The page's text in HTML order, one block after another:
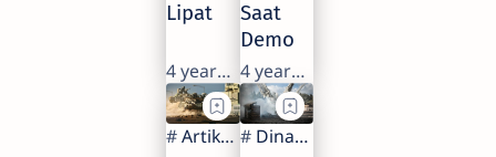
Lipat
4 years ago
Saat
Demo
4 years ago